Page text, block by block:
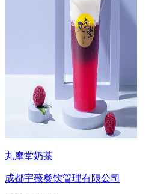
丸摩堂奶茶
成都宇薇餐饮管理有限公司